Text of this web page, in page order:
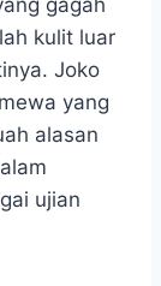
gagah
kulit luar
Joko
yang
alasan
ujian